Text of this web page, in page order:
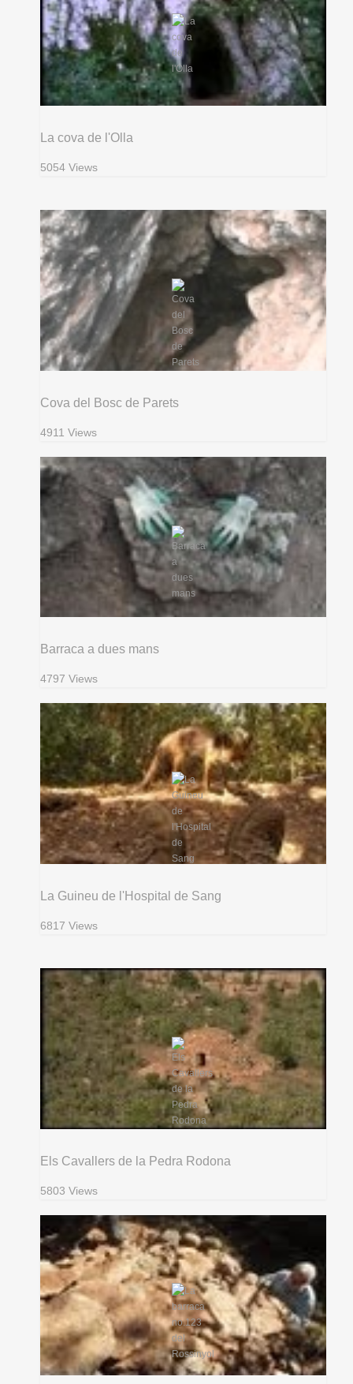
La cova de l'Olla
5054 Views
Cova del Bosc de Parets
4911 Views
Barraca a dues mans
4797 Views
La Guineu de l'Hospital de Sang
6817 Views
Els Cavallers de la Pedra Rodona
5803 Views